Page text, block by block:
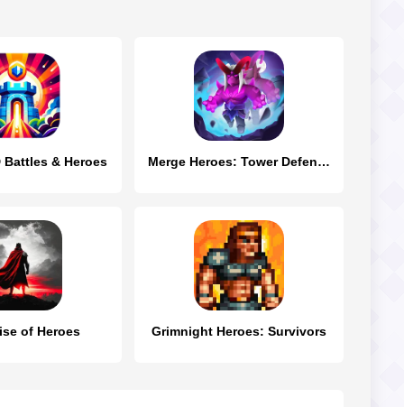
Battles & Heroes Merge Heroes: Tower Defense
of Heroes Grimnight Heroes: Survivors